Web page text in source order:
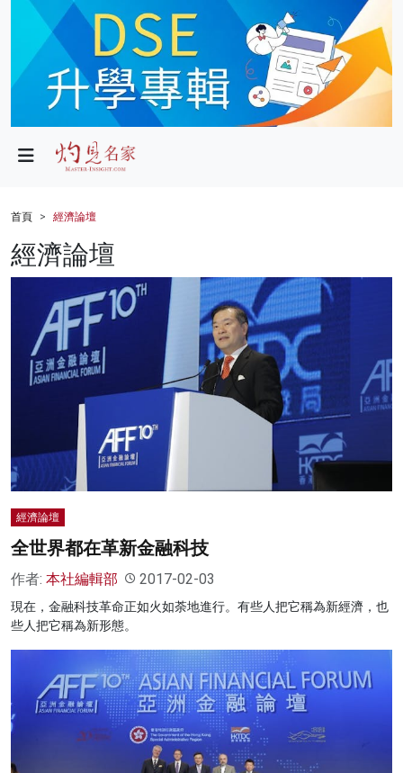
政局
財經
生活
健康
商業
科技
影片
灼見活動
首頁 經濟論壇
經濟論壇
經濟論壇
全世界都在革新金融科技
作者: 本社編輯部 2017-02-03
現在，金融科技革命正如火如荼地進行。有些人把它稱為新經濟，也
些人把它稱為新形態。